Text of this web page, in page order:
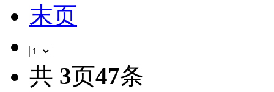
末页
共 3页47条